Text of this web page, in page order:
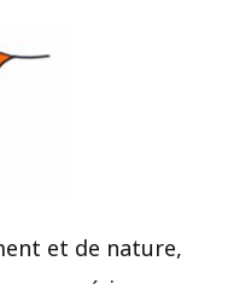
et de nature,